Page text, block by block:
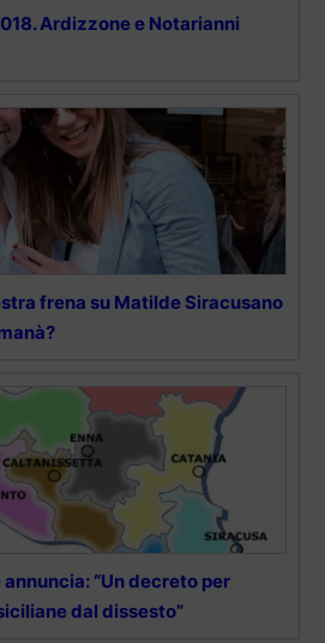
Ardizzone e Notarianni
frena su Matilde Siracusano
“Un decreto per
dal dissesto”